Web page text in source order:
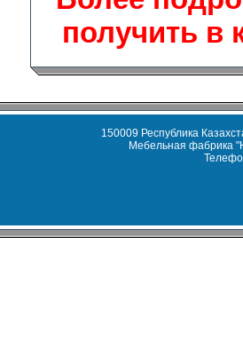
получить в
150009 Республика
Мебельная фабрика